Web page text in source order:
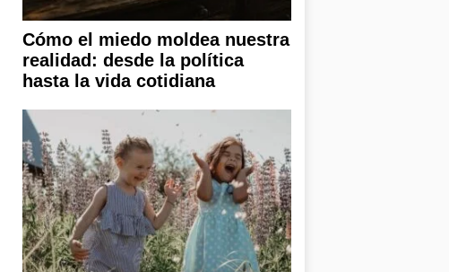
Cómo el miedo moldea nuestra
realidad: desde la política
hasta la vida cotidiana